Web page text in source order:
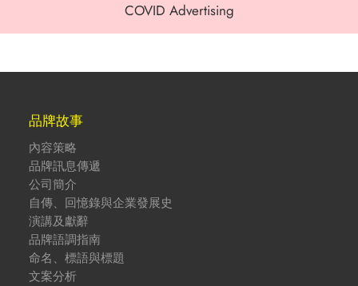
COVID Advertising
品牌故事
內容策略
品牌訊息傳遞
公司簡介
自傳、回憶錄與企業發展史
演講及獻辭
品牌語調指南
命名、標語與標題
文案分析